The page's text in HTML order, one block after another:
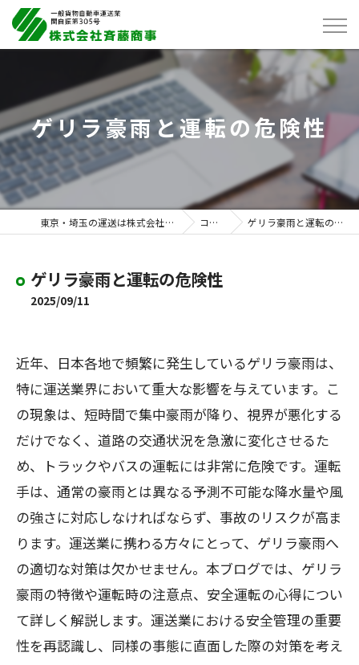
ゲリラ豪雨と運転の危険性
東京・埼玉の運送は株式会社斉藤商事 コラム ゲリラ豪雨と運転の危険性
ゲリラ豪雨と運転の危険性
2025/09/11
近年、日本各地で頻繁に発生しているゲリラ豪雨は、
特に運送業界において重大な影響を与えています。こ
の現象は、短時間で集中豪雨が降り、視界が悪化する
だけでなく、道路の交通状況を急激に変化させるた
め、トラックやバスの運転には非常に危険です。運転
手は、通常の豪雨とは異なる予測不可能な降水量や風
の強さに対応しなければならず、事故のリスクが高ま
ります。運送業に携わる方々にとって、ゲリラ豪雨へ
の適切な対策は欠かせません。本ブログでは、ゲリラ
豪雨の特徴や運転時の注意点、安全運転の心得につい
て詳しく解説します。運送業における安全管理の重要
性を再認識し、同様の事態に直面した際の対策を考え